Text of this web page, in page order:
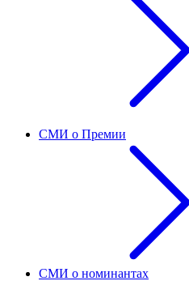
СМИ о Премии
СМИ о номинантах